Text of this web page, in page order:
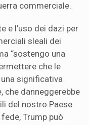
commerciale.
e l’uso dei dazi per
sleali dei
“sostengo una
che le
significativa
che danneggerebbe
del nostro Paese.
Trump può